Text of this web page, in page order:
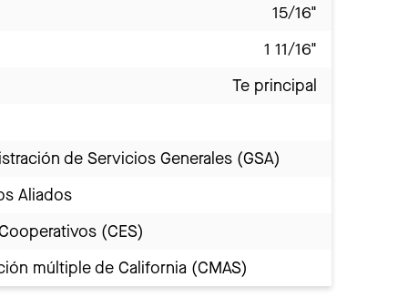
15/16"
1 11/16"
Te principal
de Servicios Generales (GSA)
Aliados
(CES)
múltiple de California (CMAS)